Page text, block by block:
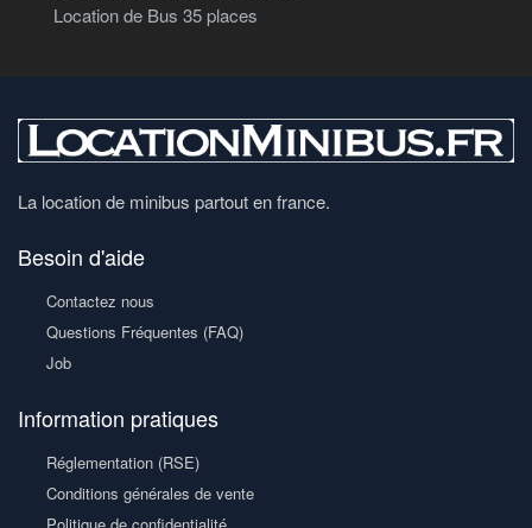
Location de Bus 35 places
La location de minibus partout en france.
Besoin d'aide
Contactez nous
Questions Fréquentes (FAQ)
Job
Information pratiques
Réglementation (RSE)
Conditions générales de vente
Politique de confidentialité